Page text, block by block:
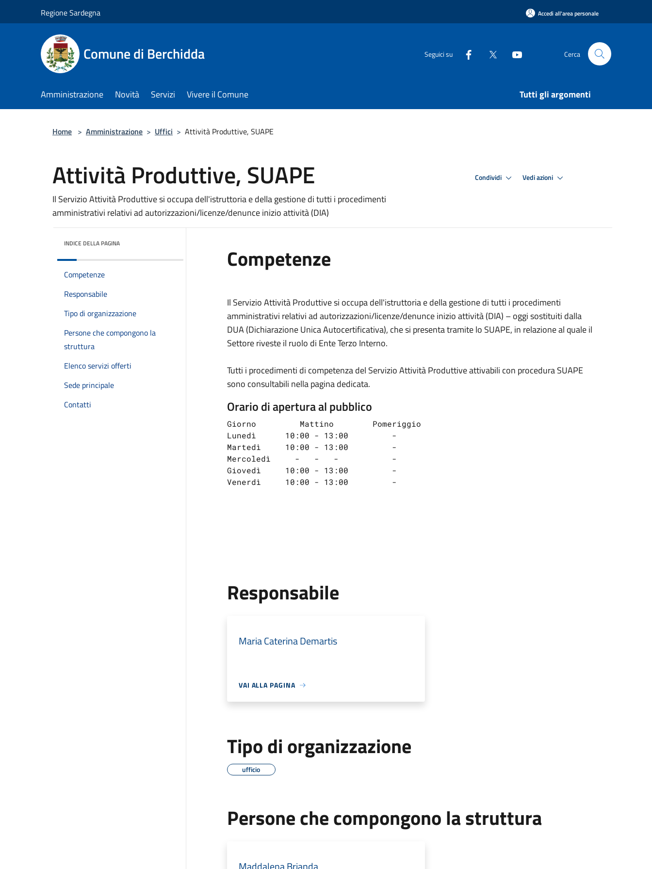
Regione Sardegna Accedi all'area personale
Comune di Berchidda Seguici su Cerca
Amministrazione Novità Servizi Vivere il Comune Tutti gli argomenti
Home > Amministrazione > Uffici > Attività Produttive, SUAPE
Attività Produttive, SUAPE
Il Servizio Attività Produttive si occupa dell'istruttoria e della gestione di tutti i procedimenti
amministrativi relativi ad autorizzazioni/licenze/denunce inizio attività (DIA)
Condividi Vedi azioni
INDICE DELLA PAGINA
Competenze
Responsabile
Tipo di organizzazione
Persone che compongono la
struttura
Elenco servizi offerti
Sede principale
Contatti
Competenze
Il Servizio Attività Produttive si occupa dell'istruttoria e della gestione di tutti i procedimenti
amministrativi relativi ad autorizzazioni/licenze/denunce inizio attività (DIA) – oggi sostituiti dalla
DUA (Dichiarazione Unica Autocertificativa), che si presenta tramite lo SUAPE, in relazione al quale il
Settore riveste il ruolo di Ente Terzo Interno.
Tutti i procedimenti di competenza del Servizio Attività Produttive attivabili con procedura SUAPE
sono consultabili nella pagina dedicata.
Orario di apertura al pubblico
Giorno         Mattino        Pomeriggio
Lunedì      10:00 - 13:00         -
Martedì     10:00 - 13:00         -
Mercoledì     -   -   -           -
Giovedì     10:00 - 13:00         -
Venerdì     10:00 - 13:00         -
Responsabile
Maria Caterina Demartis
VAI ALLA PAGINA
Tipo di organizzazione
ufficio
Persone che compongono la struttura